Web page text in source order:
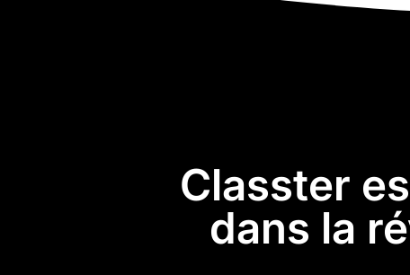
Classter
dans la